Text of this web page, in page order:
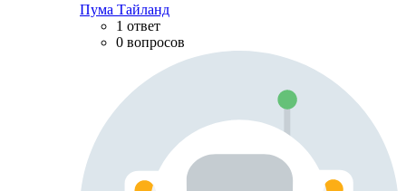
Пума Тайланд
1 ответ
0 вопросов